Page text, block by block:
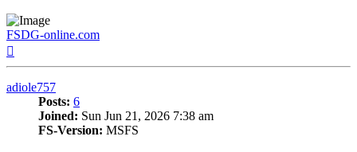
FSDG-online.com
adiole757
Posts: 6
Joined: Sun Jun 21, 2026 7:38 am
FS-Version: MSFS